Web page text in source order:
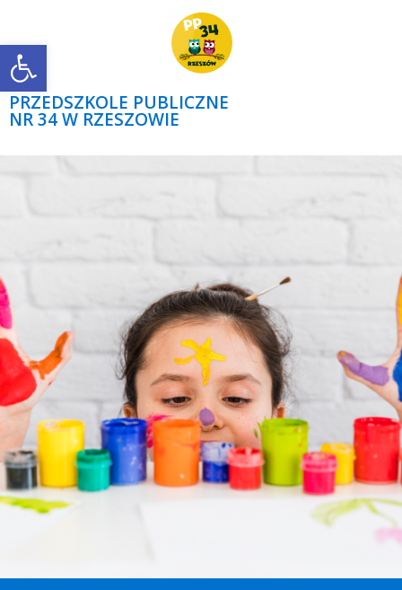
Open toolbar
PRZEDSZKOLE PUBLICZNE
NR 34 W RZESZOWIE